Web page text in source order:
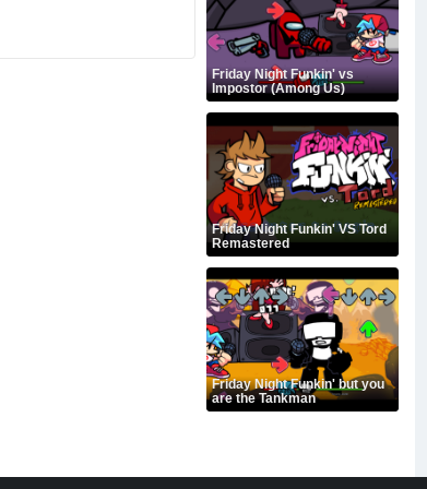
Friday Night Funkin' vs
Impostor (Among Us)
Friday Night Funkin' VS Tord
Remastered
Friday Night Funkin' but you
are the Tankman